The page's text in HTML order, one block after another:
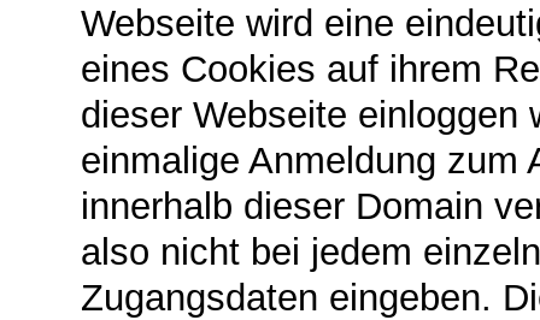
Webseite wird eine
eines Cookies auf ihrem
dieser Webseite einloggen
einmalige Anmeldung zum
innerhalb dieser Domain
also nicht bei jedem
Zugangsdaten eingeben.